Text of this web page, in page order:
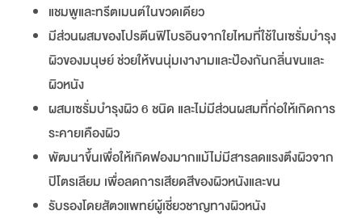
แชมพูและทรีตเมนต์ในขวดเดียว
มีส่วนผสมของโปรตีนฟิโบรอินจากใยไหมที่ใช้ในเซรั่มบำรุง
ผิวของมนุษย์ ช่วยให้ขนนุ่มเงางามและป้องกันกลิ่นขนและ
ผิวหนัง
ผสมเซรั่มบำรุงผิว 6 ชนิด และไม่มีส่วนผสมที่ก่อให้เกิดการ
ระคายเคืองผิว
พัฒนาขึ้นเพื่อให้เกิดฟองมากแม้ไม่มีสารลดแรงตึงผิวจาก
ปิโตรเลียม เพื่อลดการเสียดสีของผิวหนังและขน
รับรองโดยสัตวแพทย์ผู้เชี่ยวชาญทางผิวหนัง